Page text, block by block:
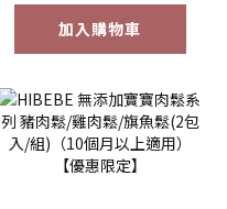
加入購物車